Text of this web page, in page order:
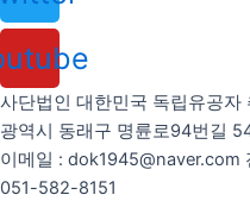
사단법인 대한민국 독립유공
광역시 동래구 명륜로94번길
이메일 :
051-582-8151